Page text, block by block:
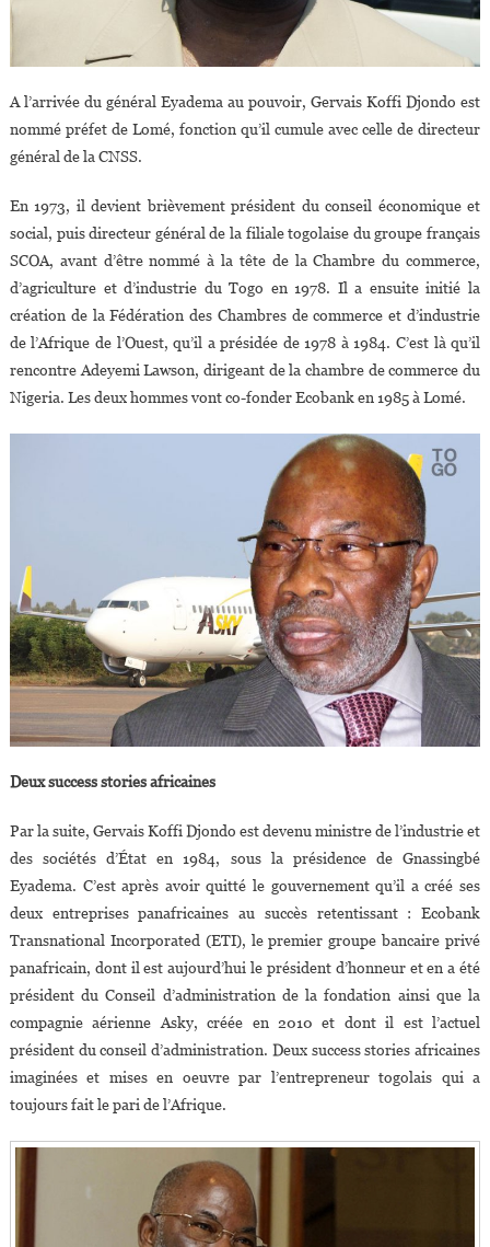
A l’arrivée du général Eyadema au pouvoir, Gervais Koffi Djondo est
nommé préfet de Lomé, fonction qu’il cumule avec celle de directeur
général de la CNSS.
En 1973, il devient brièvement président du conseil économique et
social, puis directeur général de la filiale togolaise du groupe français
SCOA, avant d’être nommé à la tête de la Chambre du commerce,
d’agriculture et d’industrie du Togo en 1978. Il a ensuite initié la
création de la Fédération des Chambres de commerce et d’industrie
de l’Afrique de l’Ouest, qu’il a présidée de 1978 à 1984. C’est là qu’il
rencontre Adeyemi Lawson, dirigeant de la chambre de commerce du
Nigeria. Les deux hommes vont co-fonder Ecobank en 1985 à Lomé.
Deux success stories africaines
Par la suite, Gervais Koffi Djondo est devenu ministre de l’industrie et
des sociétés d’État en 1984, sous la présidence de Gnassingbé
Eyadema. C’est après avoir quitté le gouvernement qu’il a créé ses
deux entreprises panafricaines au succès retentissant : Ecobank
Transnational Incorporated (ETI), le premier groupe bancaire privé
panafricain, dont il est aujourd’hui le président d’honneur et en a été
président du Conseil d’administration de la fondation ainsi que la
compagnie aérienne Asky, créée en 2010 et dont il est l’actuel
président du conseil d’administration. Deux success stories africaines
imaginées et mises en oeuvre par l’entrepreneur togolais qui a
toujours fait le pari de l’Afrique.